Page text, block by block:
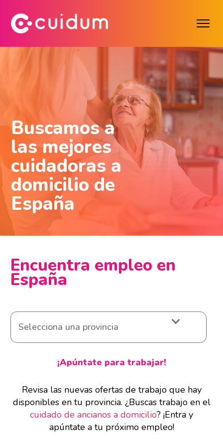
Buscamos a
las mejores
cuidadoras a
domicilio de
España
Encuentra empleo en
España
¡Apúntate para trabajar!
Revisa las nuevas ofertas de trabajo que hay
disponibles en tu provincia. ¿Buscas trabajo en el
cuidado de ancianos a domicilio? ¡Entra y
apúntate a tu próximo empleo!